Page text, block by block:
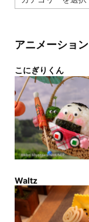
テ
ー
アニメーション
こにぎりくん
Waltz